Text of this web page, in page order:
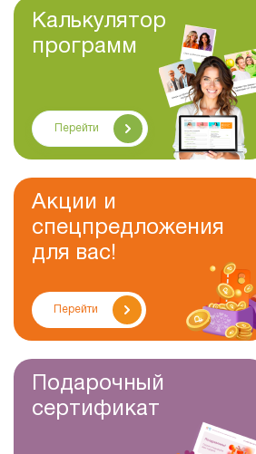
Калькулятор
программ
Перейти
Акции и
спецпредложения
для вас!
Перейти
Подарочный
сертификат